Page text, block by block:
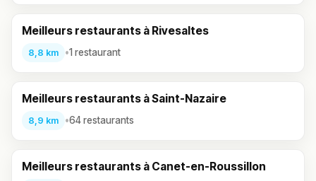
Meilleurs restaurants à Rivesaltes
8,8 km •1 restaurant
Meilleurs restaurants à Saint-Nazaire
8,9 km •64 restaurants
Meilleurs restaurants à Canet-en-Roussillon